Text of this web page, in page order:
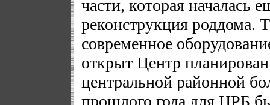
части, которая началась
реконструкция роддома.
современное
открыт Центр
центральной районной
прошлого года для ЦРБ